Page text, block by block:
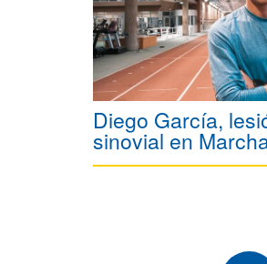
Diego García,
sinovial en